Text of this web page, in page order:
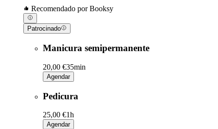
Recomendado por Booksy
Patrocinado
Manicura semipermanente
20,00 €35min
Agendar
Pedicura
25,00 €1h
Agendar